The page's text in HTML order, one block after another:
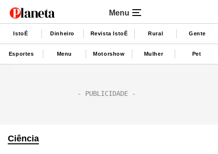
Menu
IstoÉ Dinheiro Revista IstoÉ Rural Gente
Esportes Menu Motorshow Mulher Pet
Ciência